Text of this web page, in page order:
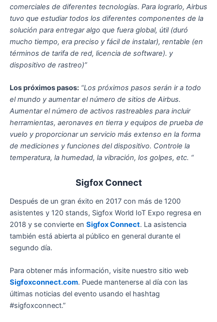
comerciales de diferentes tecnologías. Para lograrlo, Airbus
tuvo que estudiar todos los diferentes componentes de la
solución para entregar algo que fuera global, útil (duró
mucho tiempo, era preciso y fácil de instalar), rentable (en
términos de tarifa de red, licencia de software). y
dispositivo de rastreo)”
Los próximos pasos: “Los próximos pasos serán ir a todo
el mundo y aumentar el número de sitios de Airbus.
Aumentar el número de activos rastreables para incluir
herramientas, aeronaves en tierra y equipos de prueba de
vuelo y proporcionar un servicio más extenso en la forma
de mediciones y funciones del dispositivo. Controle la
temperatura, la humedad, la vibración, los golpes, etc. “
Sigfox Connect
Después de un gran éxito en 2017 con más de 1200
asistentes y 120 stands, Sigfox World IoT Expo regresa en
2018 y se convierte en Sigfox Connect. La asistencia
también está abierta al público en general durante el
segundo día.
Para obtener más información, visite nuestro sitio web
Sigfoxconnect.com. Puede mantenerse al día con las
últimas noticias del evento usando el hashtag
#sigfoxconnect.”